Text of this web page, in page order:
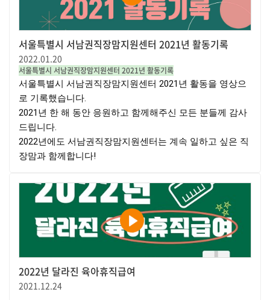
서울특별시 서남권직장맘지원센터 2021년 활동기록
2022.01.20
서울특별시 서남권직장맘지원센터 2021년 활동기록
서울특별시 서남권직장맘지원센터 2021년 활동을 영상으
로 기록했습니다.
2021년 한 해 동안 응원하고 함께해주신 모든 분들께 감사
드립니다.
2022년에도 서남권직장맘지원센터는 계속 일하고 싶은 직
장맘과 함께합니다!
2022년 달라진 육아휴직급여
2021.12.24